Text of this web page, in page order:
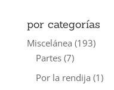
por categorías
Miscelánea (193)
Partes(7)
Por la rendija (1)